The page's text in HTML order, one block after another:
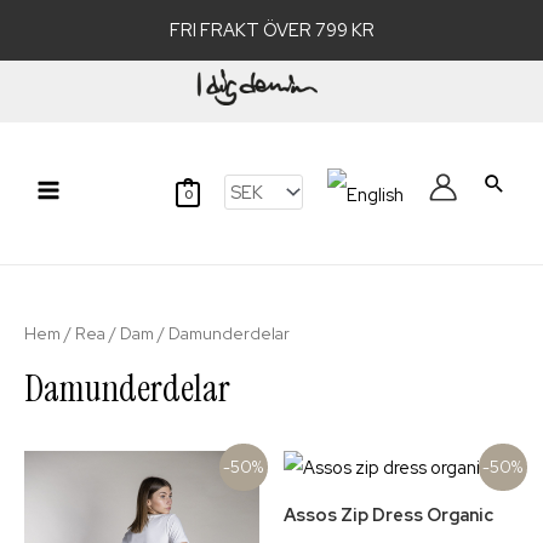
FRI FRAKT ÖVER 799 KR
Main
0 Sök
Hem / Rea / Dam / Damunderdelar
Damunderdelar
-50% -50%
Assos Zip Dress Organic